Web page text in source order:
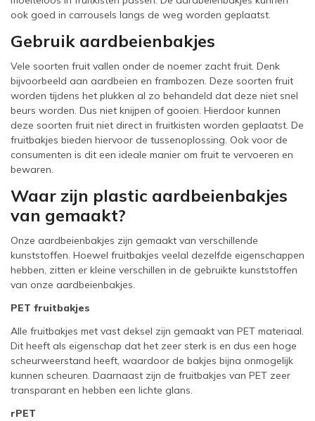
ook goed in carrousels langs de weg worden geplaatst.
Gebruik aardbeienbakjes
Vele soorten fruit vallen onder de noemer zacht fruit. Denk
bijvoorbeeld aan aardbeien en frambozen. Deze soorten fruit
worden tijdens het plukken al zo behandeld dat deze niet snel
beurs worden. Dus niet knijpen of gooien. Hierdoor kunnen
deze soorten fruit niet direct in fruitkisten worden geplaatst. De
fruitbakjes bieden hiervoor de tussenoplossing. Ook voor de
consumenten is dit een ideale manier om fruit te vervoeren en
bewaren.
Waar zijn plastic aardbeienbakjes
van gemaakt?
Onze aardbeienbakjes zijn gemaakt van verschillende
kunststoffen. Hoewel fruitbakjes veelal dezelfde eigenschappen
hebben, zitten er kleine verschillen in de gebruikte kunststoffen
van onze aardbeienbakjes.
PET fruitbakjes
Alle fruitbakjes met vast deksel zijn gemaakt van PET materiaal.
Dit heeft als eigenschap dat het zeer sterk is en dus een hoge
scheurweerstand heeft, waardoor de bakjes bijna onmogelijk
kunnen scheuren. Daarnaast zijn de fruitbakjes van PET zeer
transparant en hebben een lichte glans.
rPET